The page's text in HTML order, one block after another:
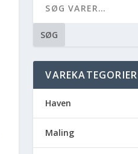
SØG
VAREKATEGORIER
Haven
Maling